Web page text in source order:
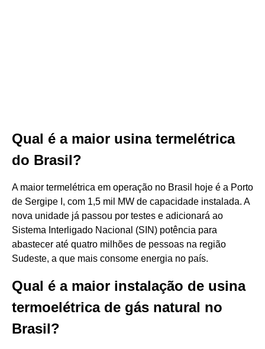
Qual é a maior usina termelétrica
do Brasil?
A maior termelétrica em operação no Brasil hoje é a Porto
de Sergipe I, com 1,5 mil MW de capacidade instalada. A
nova unidade já passou por testes e adicionará ao
Sistema Interligado Nacional (SIN) potência para
abastecer até quatro milhões de pessoas na região
Sudeste, a que mais consome energia no país.
Qual é a maior instalação de usina
termoelétrica de gás natural no
Brasil?